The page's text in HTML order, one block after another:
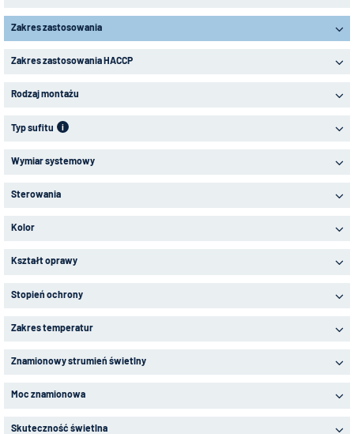
Zakres zastosowania
Zakres zastosowania HACCP
Rodzaj montażu
Typ sufitu i
Wymiar systemowy
Sterowania
Kolor
Kształt oprawy
Stopień ochrony
Zakres temperatur
Znamionowy strumień świetlny
Moc znamionowa
Skuteczność świetlna